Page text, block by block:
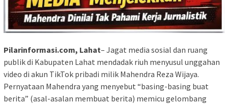
Pilarinformasi.com, Lahat– Jagat media sosial dan ruang
publik di Kabupaten Lahat mendadak riuh menyusul unggahan
video di akun TikTok pribadi milik Mahendra Reza Wijaya.
Pernyataan Mahendra yang menyebut “basing-basing buat
berita” (asal-asalan membuat berita) memicu gelombang